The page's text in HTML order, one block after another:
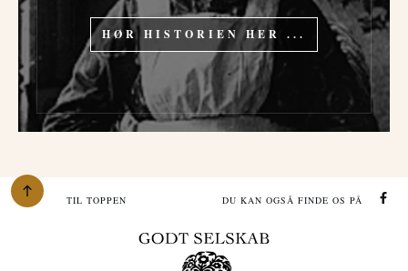
HØR HISTORIEN HER ...
TIL TOPPEN DU KAN OGSÅ FINDE OS PÅ